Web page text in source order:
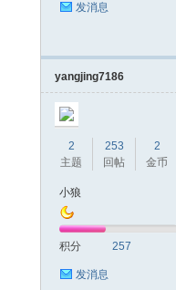
发消息
yangjing7186
2
主题
253
回帖
2
金币
小狼
积分 257
发消息